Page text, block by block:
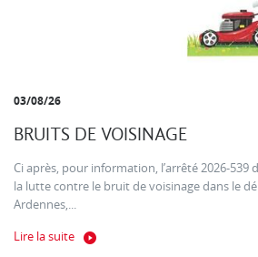
03/08/26
BRUITS DE VOISINAGE
Ci après, pour information, l’arrêté 2026-539
la lutte contre le bruit de voisinage dans le
Ardennes,...
Lire la suite